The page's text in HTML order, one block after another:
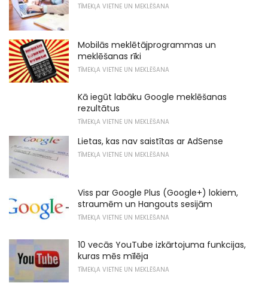
TĪMEKĻA VIETNE UN MEKLĒŠANA
Mobilās meklētājprogrammas un
meklēšanas rīki
TĪMEKĻA VIETNE UN MEKLĒŠANA
Kā iegūt labāku Google meklēšanas
rezultātus
TĪMEKĻA VIETNE UN MEKLĒŠANA
Lietas, kas nav saistītas ar AdSense
TĪMEKĻA VIETNE UN MEKLĒŠANA
Viss par Google Plus (Google+) lokiem,
straumēm un Hangouts sesijām
TĪMEKĻA VIETNE UN MEKLĒŠANA
10 vecās YouTube izkārtojuma funkcijas,
kuras mēs mīlēja
TĪMEKĻA VIETNE UN MEKLĒŠANA